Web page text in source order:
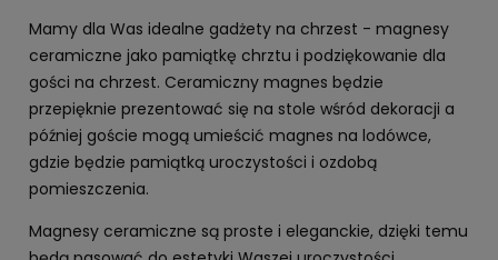
Mamy dla Was idealne gadżety na chrzest - magnesy
ceramiczne jako pamiątkę chrztu i podziękowanie dla
gości na chrzest. Ceramiczny magnes będzie
przepięknie prezentować się na stole wśród dekoracji a
później goście mogą umieścić magnes na lodówce,
gdzie będzie pamiątką uroczystości i ozdobą
pomieszczenia.
Magnesy ceramiczne są proste i eleganckie, dzięki temu